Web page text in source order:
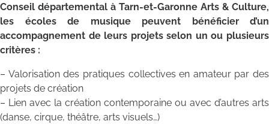
Conseil départemental à Tarn-et-Garonne Arts & Culture,
les écoles de musique peuvent bénéficier d’un
accompagnement de leurs projets selon un ou plusieurs
critères :
– Valorisation des pratiques collectives en amateur par des
projets de création
– Lien avec la création contemporaine ou avec d’autres arts
(danse, cirque, théâtre, arts visuels…)